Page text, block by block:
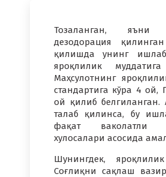
Тозаланган, яъни
дезодорация
қилишда унинг
яроқлилик
Маҳсулотнинг
стандартига кўра 4 ой,
ой қилиб белгиланган.
талаб қилинса, бу
фақат ваколатли
хулосалари асосида
Шунингдек,
Соғлиқни сақлаш